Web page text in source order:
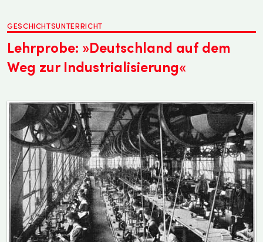
GESCHICHTSUNTERRICHT
Lehrprobe: »Deutschland auf dem
Weg zur Industrialisierung«